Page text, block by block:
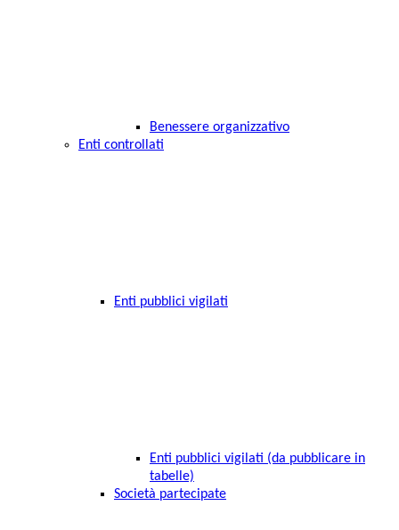
Benessere organizzativo
Enti controllati
Enti pubblici vigilati
Enti pubblici vigilati (da pubblicare in
tabelle)
Società partecipate